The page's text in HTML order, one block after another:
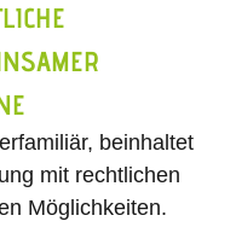
beinhaltet
mit rechtlichen
Möglichkeiten.